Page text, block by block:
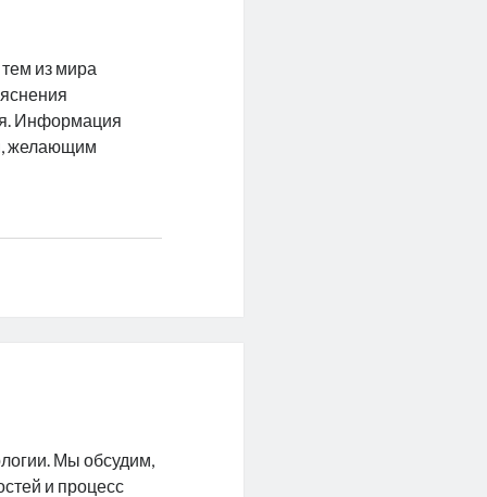
из мира
Информация
желающим
Мы обсудим,
и процесс